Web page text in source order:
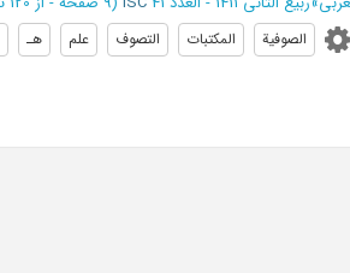
الصوفیة المکتبات التصوف علم هـ